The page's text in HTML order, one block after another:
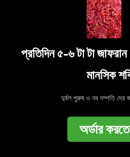
প্রতিদিন ৫-৬ টা টা
মানসিক
দুর্বল পুরুষ ও নব দম্পতি দের
অর্ডার